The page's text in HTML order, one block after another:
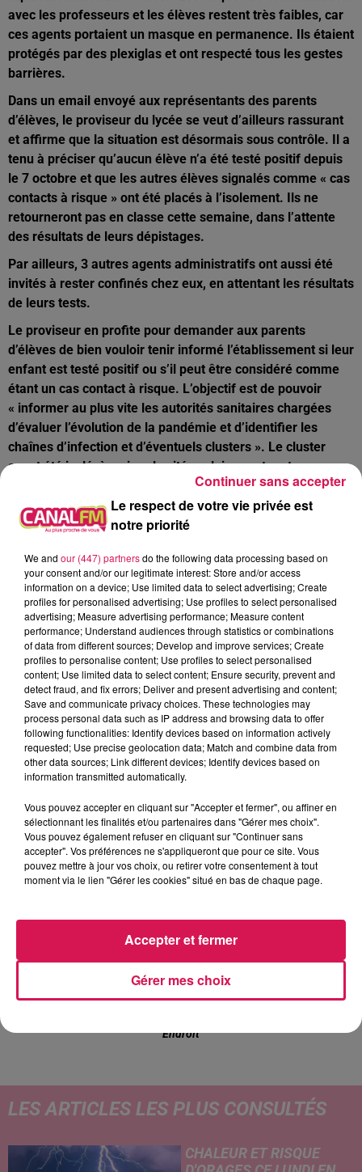
avec les professeurs et les élèves restent très faibles, car
ces agents portaient un masque en permanence. Ils étaient
protégés par des plexiglas et ont respecté tous les gestes
barrières.
Dans un email envoyé aux représentants des parents
d’élèves, le proviseur du lycée se veut d’ailleurs rassurant
et affirme que la situation est désormais sous contrôle. Il a
tenu à préciser qu’aucun élève n’a été testé positif depuis
le 7 octobre et que les autres élèves signalés comme « cas
contacts à risque » ont été placés à l’isolement. Ils ne
retourneront pas en classe cette semaine, dans l’attente
des résultats de leurs dépistages.
Par ailleurs, 3 autres agents administratifs ont aussi été
invités à rester confinés chez eux, en attentant les résultats
de leurs tests.
Le proviseur en profite pour demander aux parents
d’élèves de bien vouloir tenir informé l’établissement si leur
enfant est testé positif ou s’il peut être considéré comme
étant un cas contact à risque. L’objectif est de pouvoir
« informer au plus vite les autorités sanitaires chargées
d’évaluer l’évolution de la pandémie et d’identifier les
chaînes d’infection et d’éventuels clusters ». Le cluster
ayant été isolé, à ce jour la cité scolaire peut rester
Les hits de Canal FM
Endroit
LES ARTICLES LES PLUS CONSULTÉS
CHALEUR ET RISQUE
Le respect de votre vie privée est
notre priorité
We and our (447) partnersdo the following data processing based on
your consent and/or our legitimate interest: Store and/or access
information on a device; Use limited data to select advertising; Create
profiles for personalised advertising; Use profiles to select personalised
advertising; Measure advertising performance; Measure content
performance; Understand audiences through statistics or combinations
of data from different sources; Develop and improve services; Create
profiles to personalise content; Use profiles to select personalised
content; Use limited data to select content; Ensure security, prevent and
detect fraud, and fix errors; Deliver and present advertising and content;
Save and communicate privacy choices. These technologies may
process personal data such as IP address and browsing data to offer
following functionalities: Identify devices based on information actively
requested; Use precise geolocation data; Match and combine data from
other data sources; Link different devices; Identify devices based on
information transmitted automatically.
Vous pouvez accepter en cliquant sur "Accepter et fermer", ou affiner en
sélectionnant les finalités et/ou partenaires dans "Gérer mes choix".
Vous pouvez également refuser en cliquant sur "Continuer sans
accepter". Vos préférences ne s'appliqueront que pour ce site. Vous
pouvez mettre à jour vos choix, ou retirer votre consentement à tout
moment via le lien "Gérer les cookies" situé en bas de chaque page.
Gérer mes choix
Accepter et fermer
Continuer sans accepter